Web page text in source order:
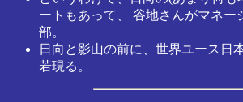
ートもあって、 谷地さんがマネー
部。
日向と影山の前に、世界ユース日
若現る。